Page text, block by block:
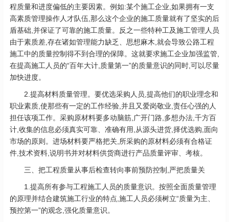
程质量和进度偏低的主要因素。例如:某个施工企业,如果拥有一支
高素质管理操作人才队伍,那么这个企业的施工质量就有了坚实的后
盾基础,并保证了可靠的施工质量。反之一些特种工及施工管理人员
由于素质差,存在诸如管理能力缺乏、思想麻木,就会导致公路工程
施工中的质量控制得不到合理的保障。这就要求施工企业加强监管,
在提高施工人员的“百年大计,质量第一”的质量意识的同时,可以尽量
加快进度。
2.提高材料质量管理。要优选采购人员,提高他们的职业理念和
职业素质,使那些有一定的工作经验,并且又爱岗敬业,责任心强的人
担任该项工作。采购原材料要多动脑筋,广开门路,多想办法,千方百
计,收集的信息必须真实可靠、准确有用,从源头进货,择优选购,面向
市场的原则。进场材料要严格把关,所采购的原材料必须有合格证
件,技术资料,说明书并对材料供货商进行产品质量评审、考核。
三、把工程质量从事后检查转向事前预防控制,严把质量关
1.提高所有参与工程施工人员的质量意识。按照全面质量管理
的原理并结合建筑施工行业的特点,施工人员必须树立“质量为主、
预控第一”的观念,强化质量意识。